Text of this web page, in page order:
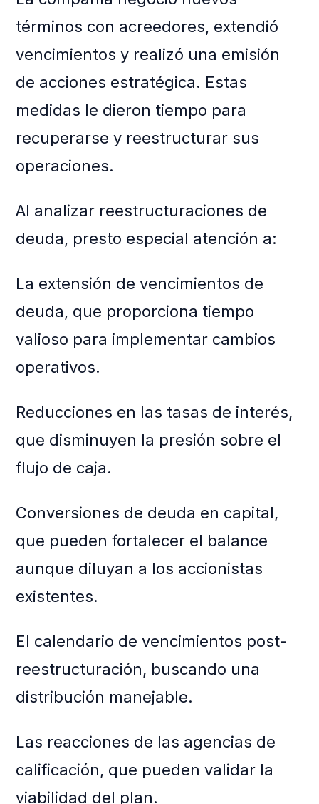
términos con acreedores, extendió
vencimientos y realizó una emisión
de acciones estratégica. Estas
medidas le dieron tiempo para
recuperarse y reestructurar sus
operaciones.
Al analizar reestructuraciones de
deuda, presto especial atención a:
La extensión de vencimientos de
deuda, que proporciona tiempo
valioso para implementar cambios
operativos.
Reducciones en las tasas de interés,
que disminuyen la presión sobre el
flujo de caja.
Conversiones de deuda en capital,
que pueden fortalecer el balance
aunque diluyan a los accionistas
existentes.
El calendario de vencimientos post-
reestructuración, buscando una
distribución manejable.
Las reacciones de las agencias de
calificación, que pueden validar la
viabilidad del plan.